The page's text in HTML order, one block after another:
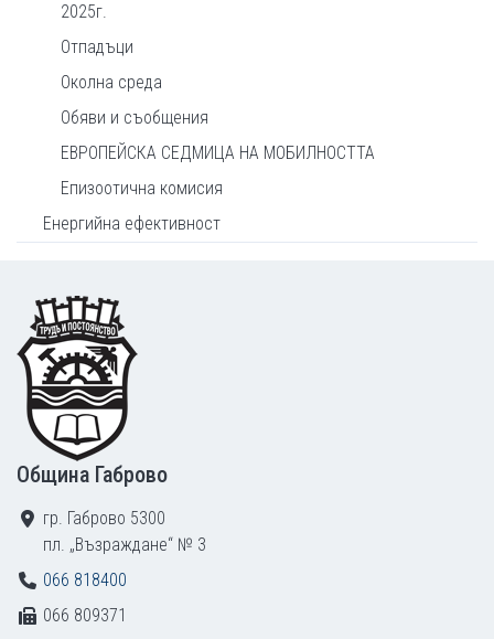
2025г.
Отпадъци
Околна среда
Обяви и съобщения
ЕВРОПЕЙСКА СЕДМИЦА НА МОБИЛНОСТТА
Епизоотична комисия
Енергийна ефективност
Footer
Община Габрово
гр. Габрово 5300
пл. „Възраждане“ № 3
066 818400
066 809371